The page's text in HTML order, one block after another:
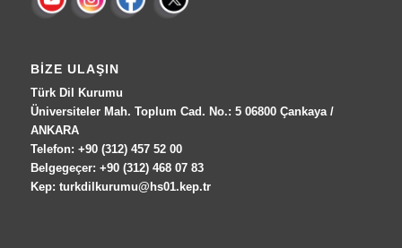
BIZE ULAŞIN
Türk Dil Kurumu
Üniversiteler Mah. Toplum Cad. No.: 5 06800 Çankaya /
ANKARA
Telefon: +90 (312) 457 52 00
Belgegeçer: +90 (312) 468 07 83
Kep: turkdilkurumu@hs01.kep.tr